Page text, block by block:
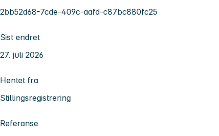
2bb52d68-7cde-409c-aafd-c87bc880fc25
Sist endret
27. juli 2026
Hentet fra
Stillingsregistrering
Referanse